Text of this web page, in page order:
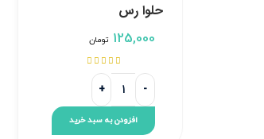
حلوا رس
125,000 تومان





افزودن به سبد خرید